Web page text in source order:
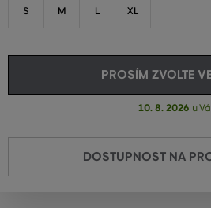
S M L XL
PROSÍM ZVOLTE
10. 8. 2026 u
DOSTUPNOST NA